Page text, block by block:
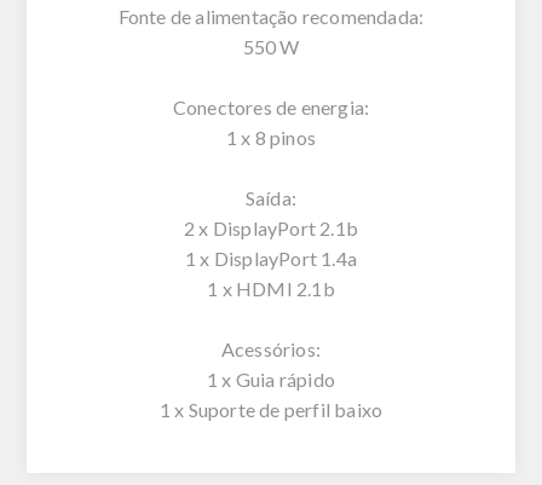
Fonte de alimentação recomendada:
550 W
Conectores de energia:
1 x 8 pinos
Saída:
2 x DisplayPort 2.1b
1 x DisplayPort 1.4a
1 x HDMI 2.1b
Acessórios:
1 x Guia rápido
1 x Suporte de perfil baixo